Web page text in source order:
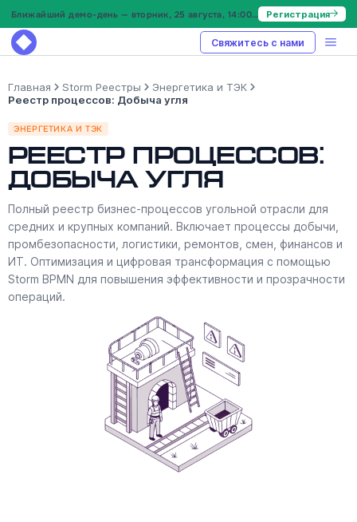
Ближайший демо-день — вторник, 25 августа, 14:00 МСК Регистрация
Свяжитесь с нами
Главная Storm Реестры
Энергетика и ТЭК
Реестр процессов: Добыча угля
ЭНЕРГЕТИКА И ТЭК
Реестр процессов:
Добыча угля
Полный реестр бизнес-процессов угольной отрасли для
средних и крупных компаний. Включает процессы добычи,
промбезопасности, логистики, ремонтов, смен, финансов и
ИТ. Оптимизация и цифровая трансформация с помощью
Storm BPMN для повышения эффективности и прозрачности
операций.